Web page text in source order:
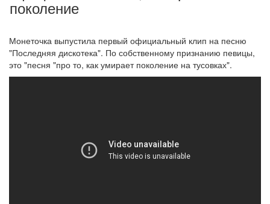
поколение
Монеточка выпустила первый официальный клип на песню
"Последняя дискотека". По собственному признанию певицы,
это "песня "про то, как умирает поколение на тусовках".